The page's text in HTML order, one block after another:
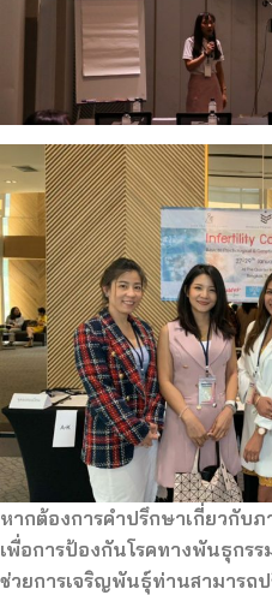
หากต้องการคำปรึกษาเกี่ยวกับภ
เพื่อการป้องกันโรคทางพันธุกรร
ช่วยการเจริญพันธุ์ท่านสามารถ